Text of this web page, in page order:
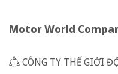
Motor World
CÔNG TY THẾ GIỚI